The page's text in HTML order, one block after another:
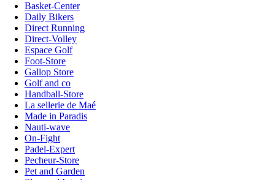
Basket-Center
Daily Bikers
Direct Running
Direct-Volley
Espace Golf
Foot-Store
Gallop Store
Golf and co
Handball-Store
La sellerie de Maé
Made in Paradis
Nauti-wave
On-Fight
Padel-Expert
Pecheur-Store
Pet and Garden